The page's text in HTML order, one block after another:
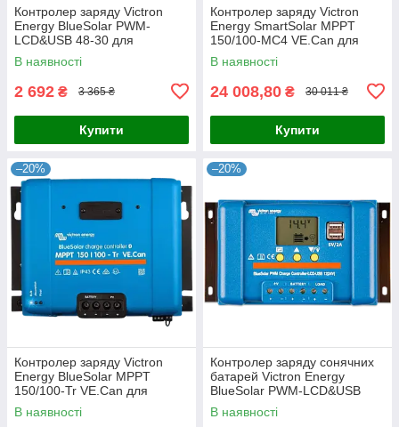
Контролер заряду Victron
Energy BlueSolar PWM-
LCD&USB 48-30 для
сонячних панелей 48В 30А з
реле навантаження та USB
В наявності
2 692 ₴ 3 365 ₴
Купити
Контролер заряду Victron
Energy SmartSolar MPPT
150/100-MC4 VE.Can для
сонячних батарей 12/24/48 В,
100 А з Bluetooth, VE.Can та
В наявності
24 008,80 ₴ 30 011 ₴
Купити
–20%
Контролер заряду Victron
Energy BlueSolar MPPT
150/100-Tr VE.Can для
сонячних батарей 12/24/48 В,
100 А, 5800 Вт, з Bluetooth та
В наявності
–20%
Контролер заряду сонячних
батарей Victron Energy
BlueSolar PWM-LCD&USB
12/24-30 30А 12/24В з реле
навантаженням та USB для
В наявності